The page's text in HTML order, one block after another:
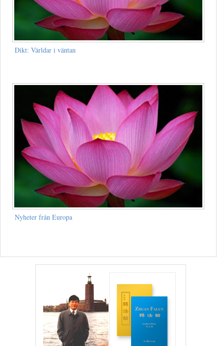
Dikt: Världar i väntan
Nyheter från Europa